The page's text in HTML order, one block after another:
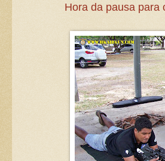
Hora da pausa para